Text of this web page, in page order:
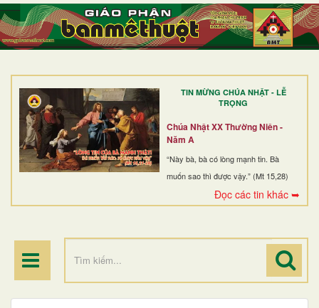
TIN MỪNG CHÚA NHẬT - LỄ
TRỌNG
Chúa Nhật XX Thường Niên -
Năm A
“Này bà, bà có lòng mạnh tin. Bà
muốn sao thì được vậy.” (Mt 15,28)
Đọc các tin khác ➥
TRANG NHẤT
GIỚI THIỆU
DÒNG TU
BAN MỤC VỤ
ĐOÀN THỂ CG
ĐIỂM HÀNH HƯƠNG